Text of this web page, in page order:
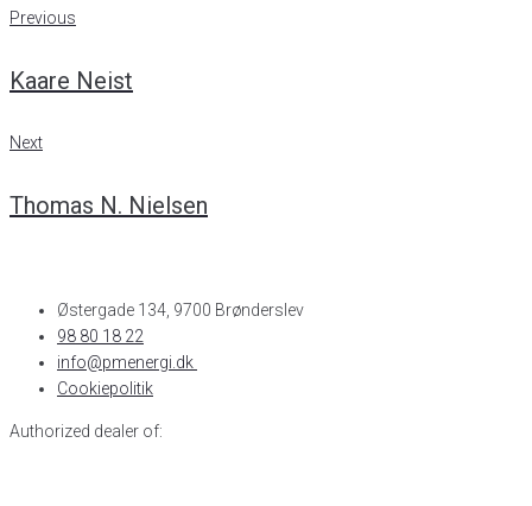
Indlægsnavigation
Previous
Previous
Kaare Neist
Next
Next
Thomas N. Nielsen
Østergade 134, 9700 Brønderslev​
98 80 18 22
info@pmenergi.dk​ ​
Cookiepolitik
Authorized dealer of: